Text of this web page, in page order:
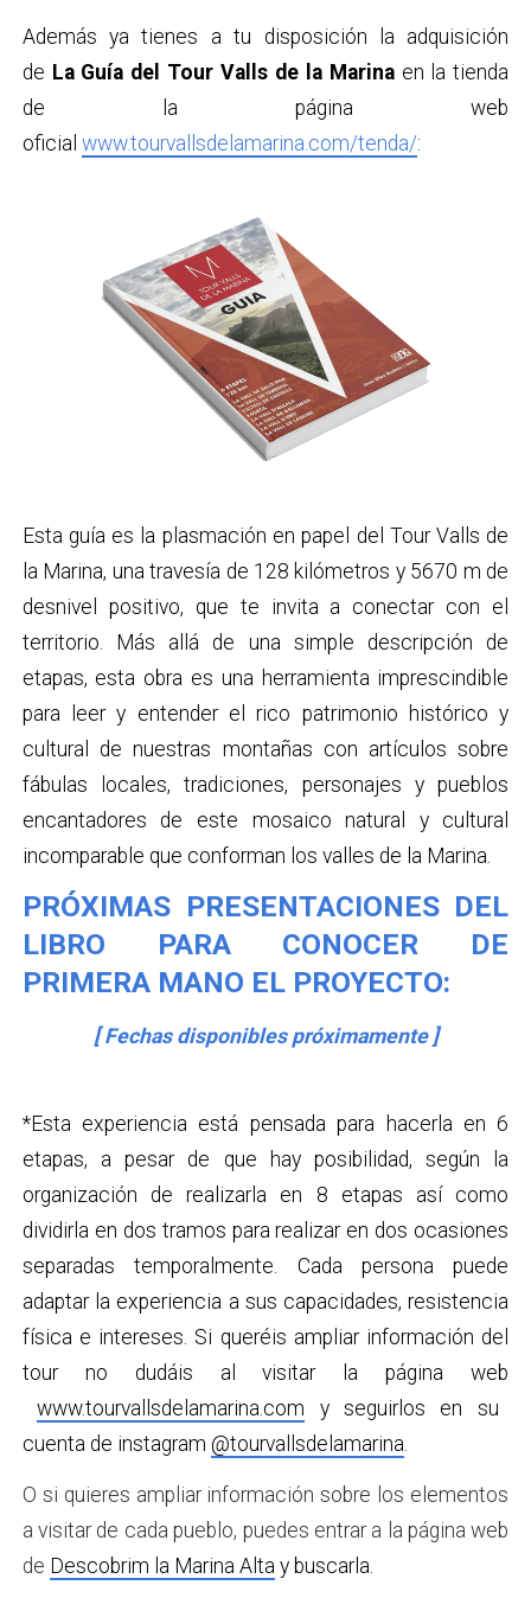
Además ya tienes a tu disposición la adquisición
de La Guía del Tour Valls de la Marinaen la tienda
de la página web
oficial www.tourvallsdelamarina.com/tenda/:
Esta guía es la plasmación en papel del Tour Valls de
la Marina, una travesía de 128 kilómetros y 5670 m de
desnivel positivo, que te invita a conectar con el
territorio. Más allá de una simple descripción de
etapas, esta obra es una herramienta imprescindible
para leer y entender el rico patrimonio histórico y
cultural de nuestras montañas con artículos sobre
fábulas locales, tradiciones, personajes y pueblos
encantadores de este mosaico natural y cultural
incomparable que conforman los valles de la Marina.
PRÓXIMAS PRESENTACIONES DEL
LIBRO PARA CONOCER DE
PRIMERA MANO EL PROYECTO:
[ Fechas disponibles próximamente ]
*Esta experiencia está pensada para hacerla en 6
etapas, a pesar de que hay posibilidad, según la
organización de realizarla en 8 etapas así como
dividirla en dos tramos para realizar en dos ocasiones
separadas temporalmente. Cada persona puede
adaptar la experiencia a sus capacidades, resistencia
física e intereses. Si queréis ampliar información del
tour no dudáis al visitar la página web
www.tourvallsdelamarina.com y seguirlos en su
cuenta de instagram @tourvallsdelamarina
O si quieres ampliar información sobre los elementos
a visitar de cada pueblo, puedes entrar a la página web
de Descobrim la Marina Alta y buscarla.